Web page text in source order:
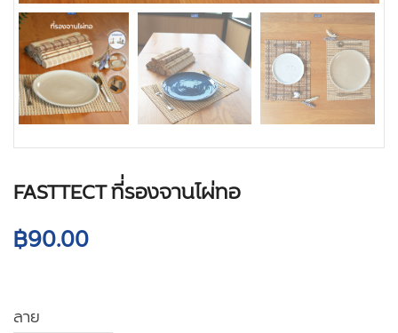
FASTTECT ที่รองจานไผ่ทอ
฿90.00
ลาย